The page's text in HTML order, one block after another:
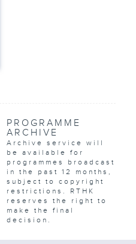
PROGRAMME
ARCHIVE
Archive service will
be available for
programmes broadcast
in the past 12 months,
subject to copyright
restrictions. RTHK
reserves the right to
make the final
decision.